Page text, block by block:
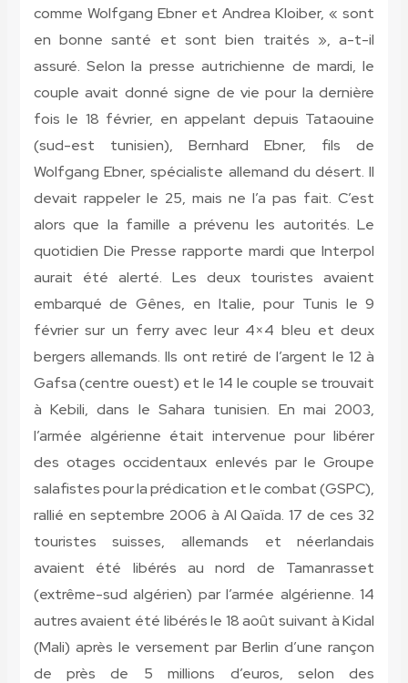
comme Wolfgang Ebner et Andrea Kloiber, « sont
en bonne santé et sont bien traités », a-t-il
assuré. Selon la presse autrichienne de mardi, le
couple avait donné signe de vie pour la dernière
fois le 18 février, en appelant depuis Tataouine
(sud-est tunisien), Bernhard Ebner, fils de
Wolfgang Ebner, spécialiste allemand du désert. Il
devait rappeler le 25, mais ne l’a pas fait. C’est
alors que la famille a prévenu les autorités. Le
quotidien Die Presse rapporte mardi que Interpol
aurait été alerté. Les deux touristes avaient
embarqué de Gênes, en Italie, pour Tunis le 9
février sur un ferry avec leur 4×4 bleu et deux
bergers allemands. Ils ont retiré de l’argent le 12 à
Gafsa (centre ouest) et le 14 le couple se trouvait
à Kebili, dans le Sahara tunisien. En mai 2003,
l’armée algérienne était intervenue pour libérer
des otages occidentaux enlevés par le Groupe
salafistes pour la prédication et le combat (GSPC),
rallié en septembre 2006 à Al Qaïda. 17 de ces 32
touristes suisses, allemands et néerlandais
avaient été libérés au nord de Tamanrasset
(extrême-sud algérien) par l’armée algérienne. 14
autres avaient été libérés le 18 août suivant à Kidal
(Mali) après le versement par Berlin d’une rançon
de près de 5 millions d’euros, selon des